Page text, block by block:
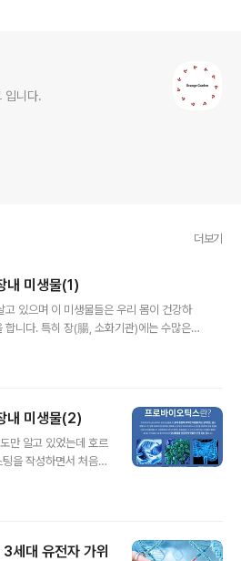
니다.
더보기
내 미생물(1)
있으며 이 미생물들은 우리 몸이 건강하
합니다. 특히 장(腸, 소화기관)에는 수많은
건강하게 유지하는 데 큰 도움을 주며 함
우리는 흔히 박테리아(세균)라고 하면 병을
은 존재라는 인식이 앞서게 됩니다. 하지만
중에는 좋은 미생물도 함께 살아가고 있습
내 미생물(2)
만 알고 있었는데 호르
을 작성하면서 처음
제 입장에서는 크게
장내 미생물을 지키기
세대 유전자 가위